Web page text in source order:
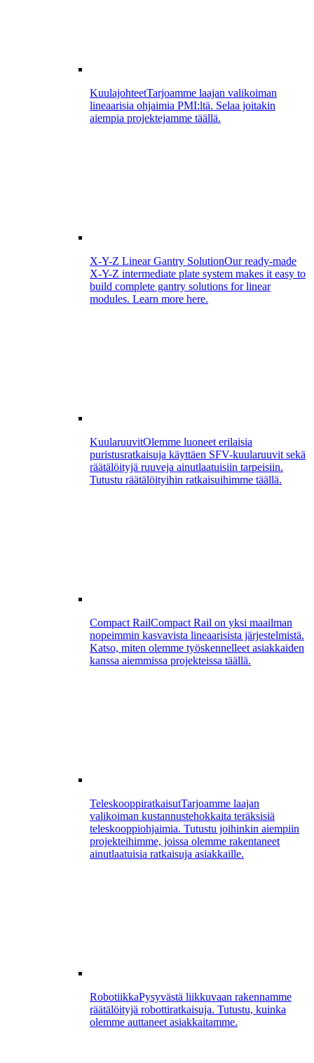
KuulajohteetTarjoamme laajan valikoiman
lineaarisia ohjaimia PMI:ltä. Selaa joitakin
aiempia projektejamme täällä.
X-Y-Z Linear Gantry SolutionOur ready-made
X-Y-Z intermediate plate system makes it easy to
build complete gantry solutions for linear
modules. Learn more here.
KuularuuvitOlemme luoneet erilaisia
puristusratkaisuja käyttäen SFV-kuularuuvit sekä
räätälöityjä ruuveja ainutlaatuisiin tarpeisiin.
Tutustu räätälöityihin ratkaisuihimme täällä.
Compact RailCompact Rail on yksi maailman
nopeimmin kasvavista lineaarisista järjestelmistä.
Katso, miten olemme työskennelleet asiakkaiden
kanssa aiemmissa projekteissa täällä.
TeleskooppiratkaisutTarjoamme laajan
valikoiman kustannustehokkaita teräksisiä
teleskooppiohjaimia. Tutustu joihinkin aiempiin
projekteihimme, joissa olemme rakentaneet
ainutlaatuisia ratkaisuja asiakkaille.
RobotiikkaPysyvästä liikkuvaan rakennamme
räätälöityjä robottiratkaisuja. Tutustu, kuinka
olemme auttaneet asiakkaitamme.